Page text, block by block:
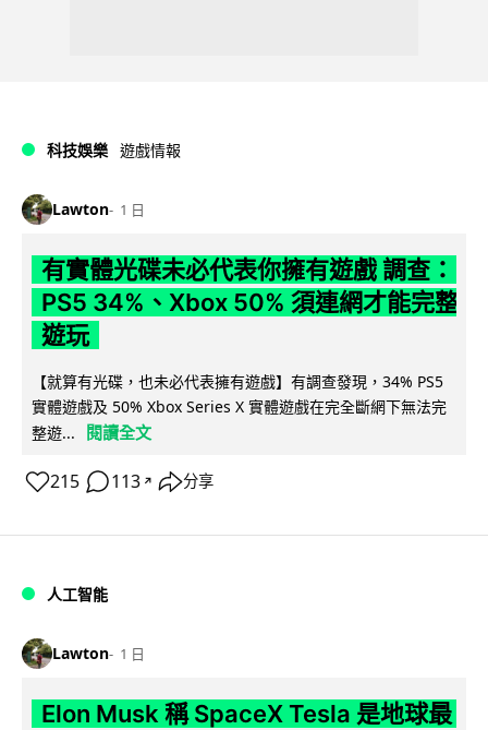
科技娛樂 遊戲情報
Lawton 1 日
有實體光碟未必代表你擁有遊戲 調查：
PS5 34%、Xbox 50% 須連網才能完整
遊玩
【就算有光碟，也未必代表擁有遊戲】有調查發現，34% PS5
實體遊戲及 50% Xbox Series X 實體遊戲在完全斷網下無法完
整遊...
閱讀全文
215 113 ↗ 分享
人工智能
Lawton 1 日
Elon Musk 稱 SpaceX Tesla 是地球最